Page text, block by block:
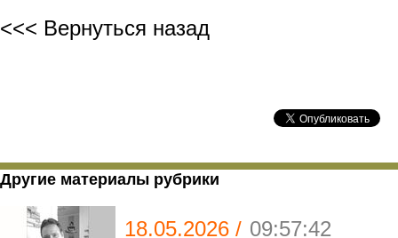
<<< Вернуться назад
Другие материалы рубрики
18.05.2026 / 09:57:42